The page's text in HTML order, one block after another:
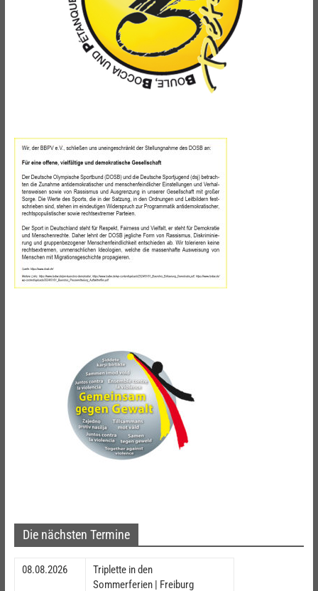
Die nächsten Termine
08.08.2026
Triplette in den
Sommerferien | Freiburg